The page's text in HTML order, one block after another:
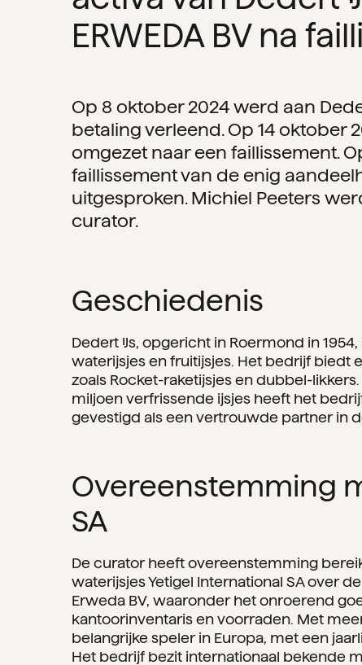
ERWEDA BV na
Op 8 oktober 2024 werd aan
betaling verleend. Op 14 oktober
omgezet naar een faillissement.
faillissement van de enig
uitgesproken. Michiel Peeters
curator.
Geschiedenis
Dedert IJs, opgericht in Roermond in
waterijsjes en fruitijsjes. Het bedrijf biedt
zoals Rocket-raketijsjes en dubbel-
miljoen verfrissende ijsjes heeft het
gevestigd als een vertrouwde partner in
Overeenstemming
SA
De curator heeft overeenstemming
waterijsjes Yetigel International SA over
Erweda BV, waaronder het onroerend
kantoorinventaris en voorraden. Met
belangrijke speler in Europa, met een
Het bedrijf bezit internationaal bekende